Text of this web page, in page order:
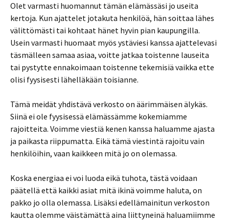
Olet varmasti huomannut tämän elämässäsi jo useita
kertoja. Kun ajattelet jotakuta henkilöä, hän soittaa lähes
välittömästi tai kohtaat hänet hyvin pian kaupungilla.
Usein varmasti huomaat myös ystäviesi kanssa ajattelevasi
täsmälleen samaa asiaa, voitte jatkaa toistenne lauseita
tai pystytte ennakoimaan toistenne tekemisiä vaikka ette
olisi fyysisesti lähelläkään toisianne.
Tämä meidät yhdistävä verkosto on äärimmäisen älykäs.
Siinä ei ole fyysisessä elämässämme kokemiamme
rajoitteita. Voimme viestiä kenen kanssa haluamme ajasta
ja paikasta riippumatta. Eikä tämä viestintä rajoitu vain
henkilöihin, vaan kaikkeen mitä jo on olemassa.
Koska energiaa ei voi luoda eikä tuhota, tästä voidaan
päätellä että kaikki asiat mitä ikinä voimme haluta, on
pakko jo olla olemassa. Lisäksi edellämainitun verkoston
kautta olemme väistämättä aina liittyneinä haluamiimme